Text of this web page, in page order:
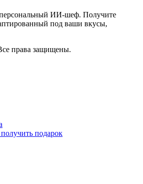
ИИ-шеф. Получите
под ваши вкусы,
права защищены.
подарок